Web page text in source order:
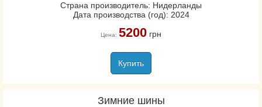
Страна производитель: Нидерланды
Дата производства (год): 2024
Цена: 5200грн
Купить
Зимние шины